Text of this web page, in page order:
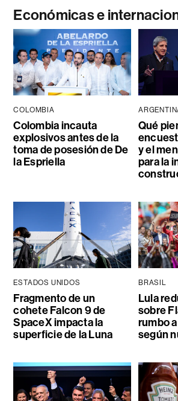
Económicas e
COLOMBIA
Colombia incauta
explosivos antes de la
toma de posesión de De
la Espriella
Qué
y el
para la
ESTADOS UNIDOS
Fragmento de un
cohete Falcon 9 de
SpaceX impacta la
superficie de la Luna
BRASIL
Lula
sobre
rumbo
según